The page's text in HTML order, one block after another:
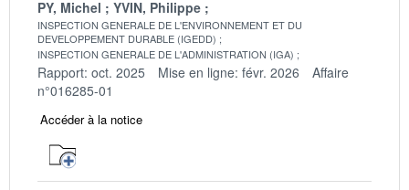
PY, Michel YVIN, Philippe
INSPECTION GENERALE DE L'ENVIRONNEMENT ET DU
DEVELOPPEMENT DURABLE (IGEDD)
INSPECTION GENERALE DE L'ADMINISTRATION (IGA)
Rapport: oct. 2025 Mise en ligne: févr. 2026
Affaire
n°016285-01
Accéder à la notice